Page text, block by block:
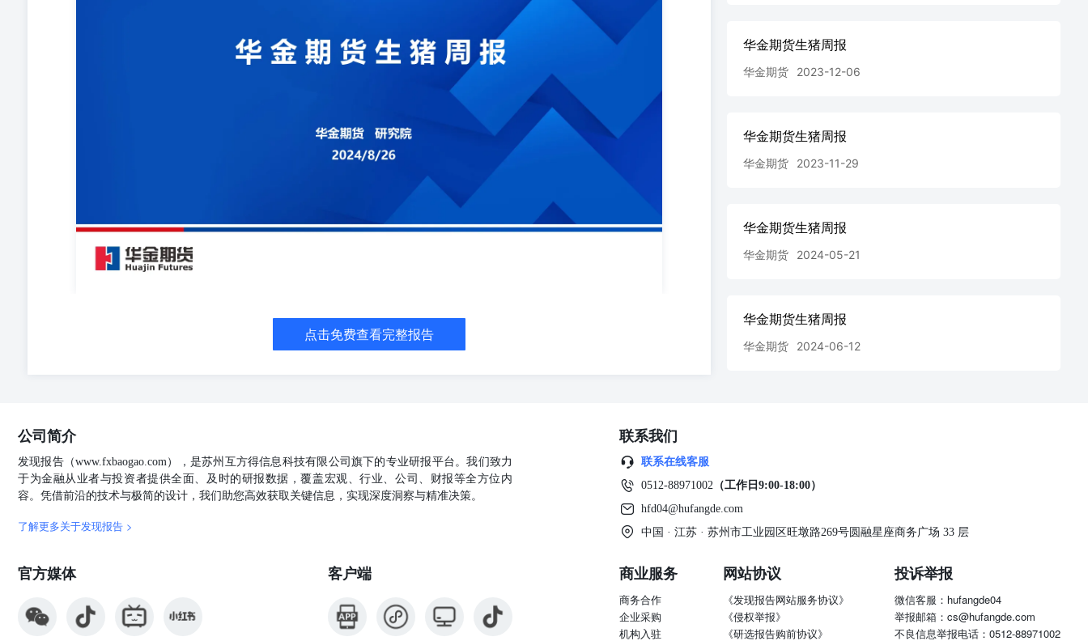
养户观望情绪较多，市场成交有限，价格窄幅调整。8月份高温天气逐渐消退，疫情进入年内低谷，企业多以产能优化更替为
主，能繁淘汰将难有增量。 8月份仍处产能修复中，处于缓增阶段，预计，8月商品猪存栏仍环比增加。 四、出栏与均价 随着
大猪需求增加，养殖端压栏情况减缓，且目前仍产能恢复，预计8月出栏量仍继续增加。 全国外三元生猪周出栏均重为123.88
公斤，较上周涨0.44公斤；其中155Kg大猪出栏占比1.88%，较上周增0.3%。规模场控重出栏节奏不变，标肥价差收窄，中小场
惜售情绪缓和；叠加调运政策加严，北方大猪走货不畅，散户及二育认价出大猪意向加大，预计后期生猪出栏均重仍稳中偏增。
数据来源&制图：钢联、万得、华金期货 五、标肥价差 8月23日，全国标肥价差-0.27元/公斤，周均价价差均价在-0.23元/公
斤，较上周缩小0.15元/公斤。 标猪价格走弱，部分地区二育出栏积极，肥猪流通资源增多，下行幅度大于标猪，价差缩小；短
期内，北方肥猪将继续出栏，在市场需求无明显好转基础上，标肥价差有继续缩小空间。 六、屠宰端 周屠宰开工率23.66%，
环比微跌0.05个百分点。下游订货谨慎，厂家开工也出现窄幅上下波动，延续大致稳定局面。本周学校开学，一定程度消费增
加，但短期难有实质性改变，预计开工有增但幅度有限。 周冻品库存率18.98%，环比下降0.77个百分点。屠企仍继续逢高择机
出库，周内鲜品小幅走低，贸易商备货情绪降温，冻品去库速度有所放缓，随着学校开学，将对冻品有一定提振，预计冻品库存
将延续下降。 七、白条与批发市场 八、利润及成本 周自繁自养周均盈利846.48元/头，较上周盈利减少34.3元/头；外购仔猪养殖
周均盈利615.94元/头，较上周盈利减少106.47元/头。周内饲料原料价格延续弱势，利好生猪；但生猪市场中旬猪源增加，标肥
价差收窄，行情走势下跌，导致外购仔猪养殖、自繁自养盈利环比下滑。 3截至8月21日，全国生猪出场价格为20.85元/公斤，比
8月14日下跌1%；主要批发市场玉米价格为2.44元/公斤，较8月14日下跌0.81%；猪粮比价为8.55，比8月14日下跌0.12%。。 免
责声明 本报告仅供本公司客户使用。本报告仅在相关法律许可的情况下发放，并仅为提供信息而发放，概不构成任何广告。 本
应的更新或修改。 在任何情况下，本报告中的信息或所表述的意见均不构成对任何人的投资建议。在任何情况下，本公司、本
公司员工或者关联机构不承诺投资者一定获利，不与投资者分享投资收益，也不对任何人因使用本报告中的任何内容所引致的任
Z0016074 经营范围：商品期货经纪、金融期货经纪、资产管理、期货交易咨询地址：天津市和平区五大道街南京路183号世纪都
点击免费查看完整报告
华金期货生猪周报
华金期货 2023-12-06
华金期货生猪周报
华金期货 2023-11-29
华金期货生猪周报
华金期货 2024-05-21
华金期货生猪周报
华金期货 2024-06-12
公司简介
发现报告（www.fxbaogao.com），是苏州互方得信息科技有限公司旗下的专业研报平台。我们致力
于为金融从业者与投资者提供全面、及时的研报数据，覆盖宏观、行业、公司、财报等全方位内
容。凭借前沿的技术与极简的设计，我们助您高效获取关键信息，实现深度洞察与精准决策。
了解更多关于发现报告 >
官方媒体 客户端
联系我们
联系在线客服
0512-88971002 （工作日9:00-18:00）
hfd04@hufangde.com
中国 · 江苏 · 苏州市工业园区旺墩路269号圆融星座商务广场 33 层
商业服务
商务合作
企业采购
机构入驻
网站协议
《发现报告网站服务协议》
《侵权举报》
《研选报告购前协议》
投诉举报
微信客服：hufangde04
举报邮箱：cs@hufangde.com
不良信息举报电话：0512-88971002